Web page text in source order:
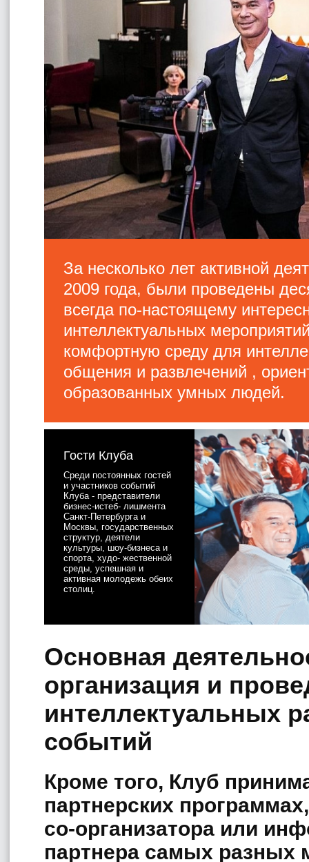
За несколько лет активной
2009 года, были проведены
всегда по-настоящему
интеллектуальных
комфортную среду для
общения и развлечений ,
образованных умных людей.
Гости Клуба
Среди постоянных гостей
и участников событий
Клуба - представители
бизнес-истеб- лишмента
Санкт-Петербурга и
Москвы, государственных
структур, деятели
культуры, шоу-бизнеса и
спорта, худо- жественной
среды, успешная и
активная молодежь обеих
столиц.
Основная
организация и
интеллектуальных
событий
Кроме того, Клуб
партнерских
со-организатора или
партнера самых разных